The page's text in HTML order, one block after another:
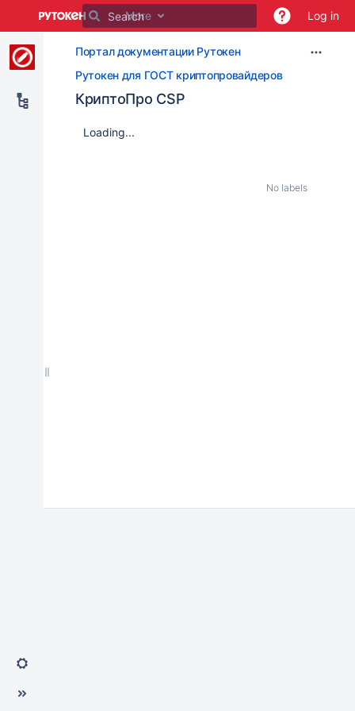
content
assistive.skiplink.to.breadcrumbs
assistive.skiplink.to.header.menu
assistive.skiplink.to.action.menu
More Log in
Портал документации Рутокен
Рутокен для ГОСТ криптопровайдеров
КриптоПро CSP
Loading...
No labels